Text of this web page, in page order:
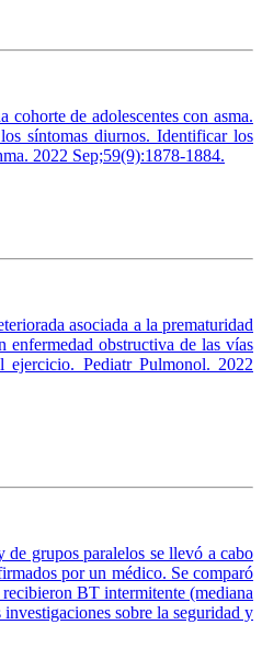
de adolescentes con asma.
síntomas diurnos. Identificar los
2022 Sep;59(9):1878-1884.
asociada a la prematuridad
obstructiva de las vías
ejercicio. Pediatr Pulmonol. 2022
grupos paralelos se llevó a cabo
por un médico. Se comparó
BT intermitente (mediana
sobre la seguridad y